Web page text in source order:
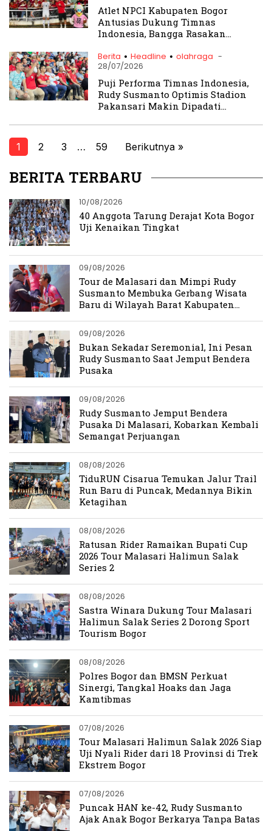
Atlet NPCI Kabupaten Bogor
Antusias Dukung Timnas
Indonesia, Bangga Rasakan
Berita . Headline . olahraga -
28/07/2026
Puji Performa Timnas Indonesia,
Rudy Susmanto Optimis Stadion
Pakansari Makin Dipadati
1 2 3 … 59 Berikutnya »
BERITA TERBARU
10/08/2026
40 Anggota Tarung Derajat Kota Bogor
Uji Kenaikan Tingkat
09/08/2026
Tour de Malasari dan Mimpi Rudy
Susmanto Membuka Gerbang Wisata
Baru di Wilayah Barat Kabupaten
09/08/2026
Bukan Sekadar Seremonial, Ini Pesan
Rudy Susmanto Saat Jemput Bendera
Pusaka
09/08/2026
Rudy Susmanto Jemput Bendera
Pusaka Di Malasari, Kobarkan Kembali
Semangat Perjuangan
08/08/2026
TiduRUN Cisarua Temukan Jalur Trail
Run Baru di Puncak, Medannya Bikin
Ketagihan
08/08/2026
Ratusan Rider Ramaikan Bupati Cup
2026 Tour Malasari Halimun Salak
Series 2
08/08/2026
Sastra Winara Dukung Tour Malasari
Halimun Salak Series 2 Dorong Sport
Tourism Bogor
08/08/2026
Polres Bogor dan BMSN Perkuat
Sinergi, Tangkal Hoaks dan Jaga
Kamtibmas
07/08/2026
Tour Malasari Halimun Salak 2026 Siap
Uji Nyali Rider dari 18 Provinsi di Trek
Ekstrem Bogor
07/08/2026
Puncak HAN ke-42, Rudy Susmanto
Ajak Anak Bogor Berkarya Tanpa Batas